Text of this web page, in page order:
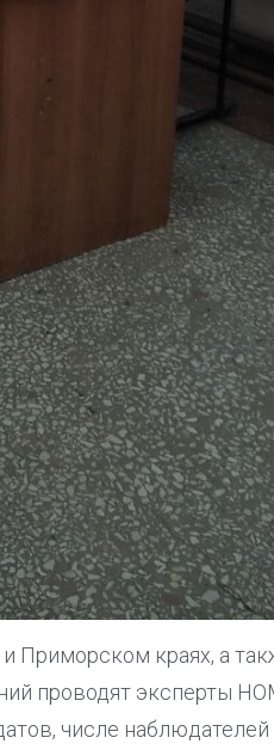
Приморском краях, а
проводят эксперты
числе